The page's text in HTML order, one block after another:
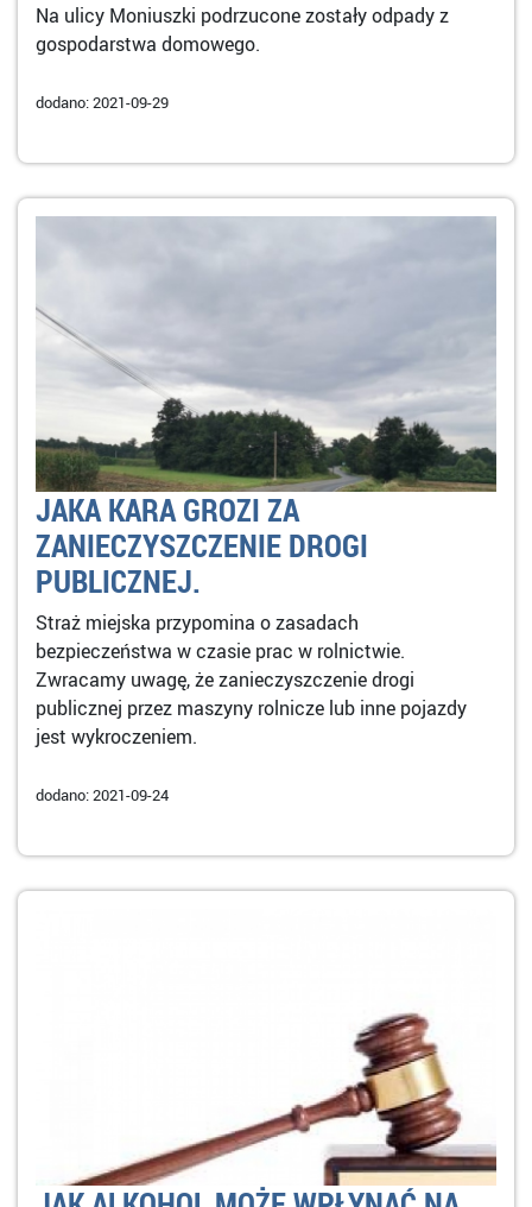
Na ulicy Moniuszki podrzucone zostały odpady z
gospodarstwa domowego.
dodano: 2021-09-29
JAKA KARA GROZI ZA
ZANIECZYSZCZENIE DROGI
PUBLICZNEJ.
Straż miejska przypomina o zasadach
bezpieczeństwa w czasie prac w rolnictwie.
Zwracamy uwagę, że zanieczyszczenie drogi
publicznej przez maszyny rolnicze lub inne pojazdy
jest wykroczeniem.
dodano: 2021-09-24